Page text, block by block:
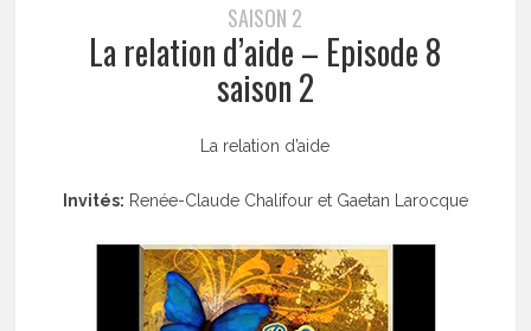
SAISON 2
La relation d’aide – Episode 8
saison 2
La relation d’aide
Invités: Renée-Claude Chalifour et Gaetan Larocque